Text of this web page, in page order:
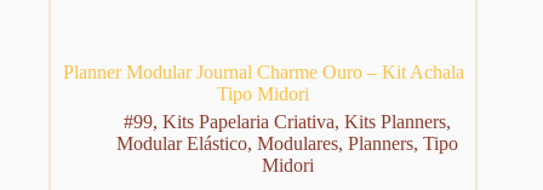
Planner Modular Journal Charme Ouro – Kit Achala
Tipo Midori
#99,Kits Papelaria Criativa,Kits Planners,
Modular Elástico,Modulares,Planners,Tipo
Midori